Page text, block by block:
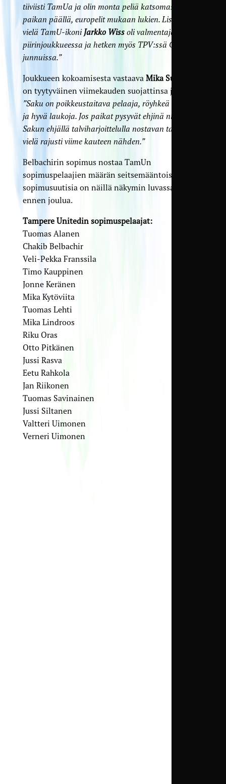
tiiviisti TamUa ja olin monta peliä katsomassa
paikan päällä, europelit mukaan lukien. Lisäksi
vielä TamU-ikoni Jarkko Wissoli valmentajani
piirinjoukkueessa ja hetken myös TPV:ssä C-
junnuissa.”
Joukkueen kokoamisesta vastaava Mika Suonsyrjä
on tyytyväinen viimekauden suojattinsa jatkoon:
”Saku on poikkeustaitava pelaaja, röyhkeä haastaja
ja hyvä laukoja. Jos paikat pysyvät ehjinä niin uskon
Sakun ehjällä talviharjoittelulla nostavan tasoaan
vielä rajusti viime kauteen nähden.”
Belbachirin sopimus nostaa TamUn
sopimuspelaajien määrän seitsemääntoista. Lisää
sopimusuutisia on näillä näkymin luvassa vielä
ennen joulua.
Tampere Unitedin sopimuspelaajat:
Tuomas Alanen
Chakib Belbachir
Veli-Pekka Franssila
Timo Kauppinen
Jonne Keränen
Mika Kytöviita
Tuomas Lehti
Mika Lindroos
Riku Oras
Otto Pitkänen
Jussi Rasva
Eetu Rahkola
Jan Riikonen
Tuomas Savinainen
Jussi Siltanen
Valtteri Uimonen
Verneri Uimonen